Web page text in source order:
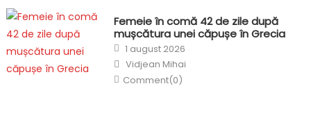
Femeie în comă 42 de zile după
mușcătura unei căpușe în Grecia
Posted
on
1 august 2026
Author
Vidjean Mihai
Comment(0)